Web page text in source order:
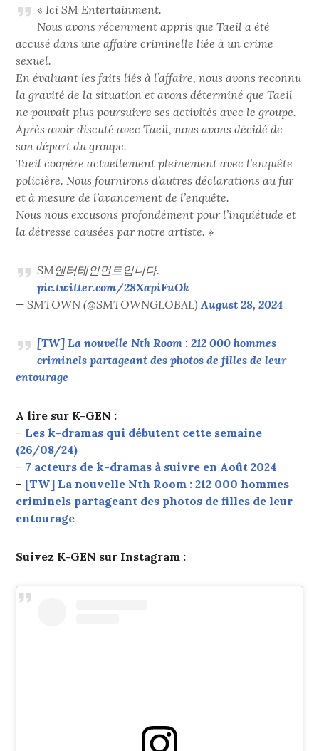
« Ici SM Entertainment.
Nous avons récemment appris que Taeil a été
accusé dans une affaire criminelle liée à un crime
sexuel.
En évaluant les faits liés à l’affaire, nous avons reconnu
la gravité de la situation et avons déterminé que Taeil
ne pouvait plus poursuivre ses activités avec le groupe.
Après avoir discuté avec Taeil, nous avons décidé de
son départ du groupe.
Taeil coopère actuellement pleinement avec l’enquête
policière. Nous fournirons d’autres déclarations au fur
et à mesure de l’avancement de l’enquête.
Nous nous excusons profondément pour l’inquiétude et
la détresse causées par notre artiste. »
SM엔터테인먼트입니다.
pic.twitter.com/28XapiFuOk
— SMTOWN (@SMTOWNGLOBAL)August 28, 2024
[TW] La nouvelle Nth Room : 212 000 hommes
criminels partageant des photos de filles de leur
entourage
A lire sur K-GEN :
– Les k-dramas qui débutent cette semaine
(26/08/24)
– 7 acteurs de k-dramas à suivre en Août 2024
– [TW] La nouvelle Nth Room : 212 000 hommes
criminels partageant des photos de filles de leur
entourage
Suivez K-GEN sur Instagram :